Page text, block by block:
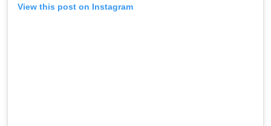
View this post on Instagram